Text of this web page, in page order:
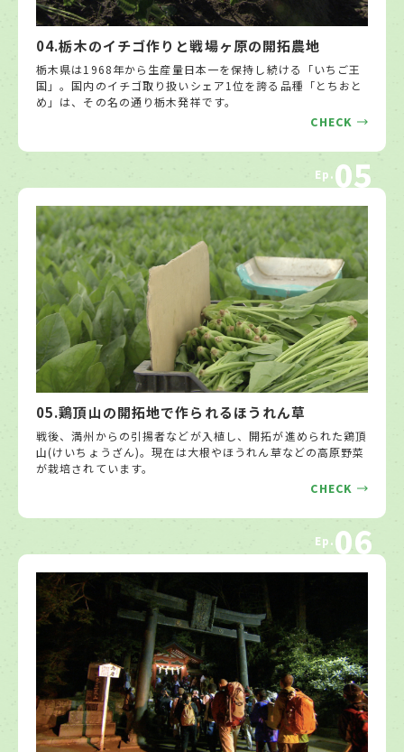
04.栃木のイチゴ作りと戦場ヶ原の開拓農地
栃木県は1968年から生産量日本一を保持し続ける「いちご王
国」。国内のイチゴ取り扱いシェア1位を誇る品種「とちおと
め」は、その名の通り栃木発祥です。
CHECK
Ep.05
05.鶏頂山の開拓地で作られるほうれん草
戦後、満州からの引揚者などが入植し、開拓が進められた鶏頂
山(けいちょうざん)。現在は大根やほうれん草などの高原野菜
が栽培されています。
CHECK
Ep.06